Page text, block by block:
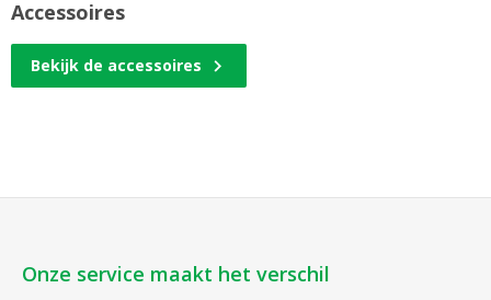
Accessoires
Bekijk de accessoires
Onze service maakt het verschil